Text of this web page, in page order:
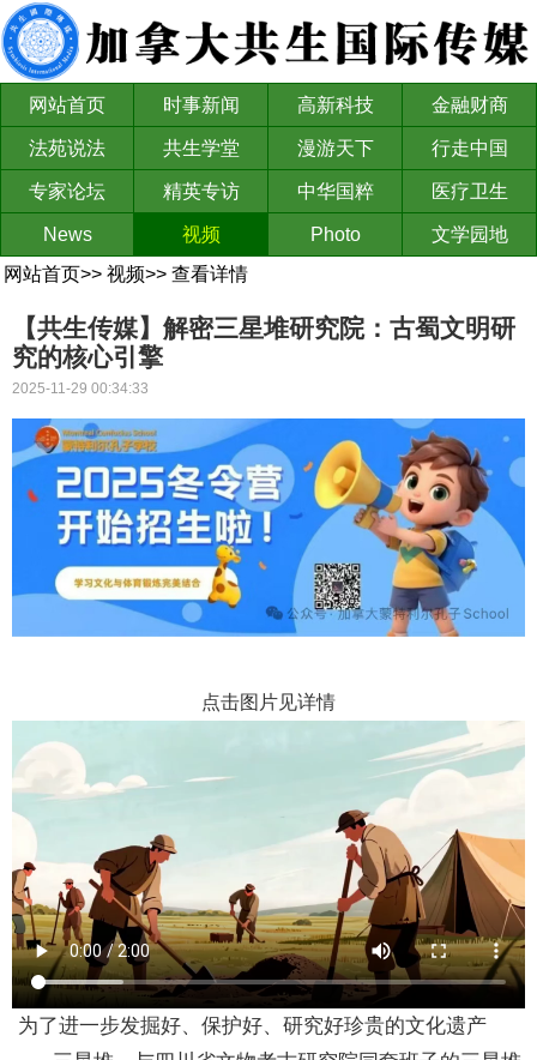
网站首页 时事新闻 高新科技 金融财商
法苑说法 共生学堂 漫游天下 行走中国
专家论坛 精英专访 中华国粹 医疗卫生
News 视频 Photo
文学园地
网站首页>> 视频>> 查看详情
【共生传媒】解密三星堆研究院：古蜀文明研
究的核心引擎
2025-11-29 00:34:33
点击图片见详情
为了进一步发掘好、保护好、研究好珍贵的文化遗产